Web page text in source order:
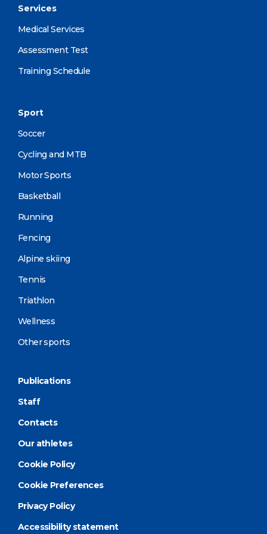
Services
Medical Services
Assessment Test
Training Schedule
Sport
Soccer
Cycling and MTB
Motor Sports
Basketball
Running
Fencing
Alpine skiing
Tennis
Triathlon
Wellness
Other sports
Publications
Staff
Contacts
Our athletes
Cookie Policy
Cookie Preferences
Privacy Policy
Accessibility statement